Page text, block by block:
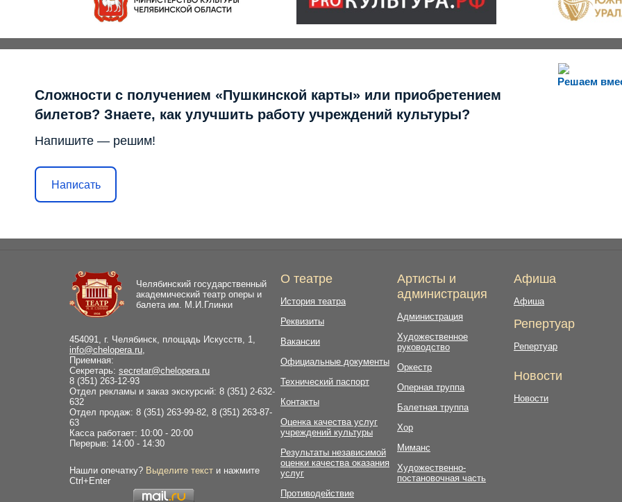
Решаем
Сложности с получением «Пушкинской карты» или приобретением
билетов? Знаете, как улучшить работу учреждений культуры?
Напишите — решим!
Написать
Челябинский государственный
академический театр оперы и
балета им. М.И.Глинки
454091, г. Челябинск, площадь Искусств, 1,
info@chelopera.ru,
Приемная:
Секретарь: secretar@chelopera.ru
8 (351) 263-12-93
Отдел рекламы и заказ экскурсий: 8 (351) 2-632-
632
Отдел продаж: 8 (351) 263-99-82, 8 (351) 263-87-
63
Касса работает: 10:00 - 20:00
Перерыв: 14:00 - 14:30
Нашли опечатку? Выделите текст и нажмите
Ctrl+Enter
О театре
История театра
Реквизиты
Вакансии
Официальные документы
Технический паспорт
Контакты
Оценка качества услуг
учреждений культуры
Результаты независимой
оценки качества оказания
услуг
Противодействие
Артисты и
администрация
Администрация
Художественное
руководство
Оркестр
Оперная труппа
Балетная труппа
Хор
Миманс
Художественно-
постановочная часть
Афиша
Афиша
Репертуар
Репертуар
Новости
Новости